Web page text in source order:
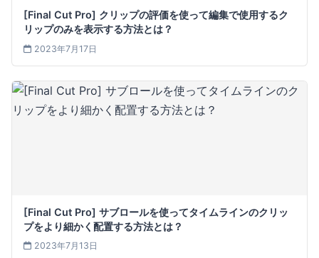
[Final Cut Pro] クリップの評価を使って編集で使用するク
リップのみを表示する方法とは？
2023年7月17日
[Final Cut Pro] サブロールを使ってタイムラインのクリッ
プをより細かく配置する方法とは？
2023年7月13日